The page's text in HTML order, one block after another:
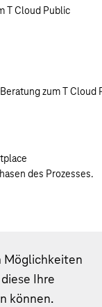
T Cloud Public
des Prozesses.
Möglichkeiten
Ihre
können.